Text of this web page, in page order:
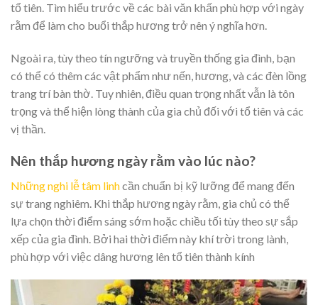
tổ tiên. Tìm hiểu trước về các bài văn khấn phù hợp với ngày
rằm để làm cho buổi thắp hương trở nên ý nghĩa hơn.
Ngoài ra, tùy theo tín ngưỡng và truyền thống gia đình, bạn
có thể có thêm các vật phẩm như nến, hương, và các đèn lồng
trang trí bàn thờ. Tuy nhiên, điều quan trọng nhất vẫn là tôn
trọng và thể hiện lòng thành của gia chủ đối với tổ tiên và các
vị thần.
Nên thắp hương ngày rằm vào lúc nào?
Những nghi lễ tâm linhcần chuẩn bị kỹ lưỡng để mang đến
sự trang nghiêm. Khi thắp hương ngày rằm, gia chủ có thể
lựa chọn thời điểm sáng sớm hoặc chiều tối tùy theo sự sắp
xếp của gia đình. Bởi hai thời điểm này khí trời trong lành,
phù hợp với việc dâng hương lên tổ tiên thành kính